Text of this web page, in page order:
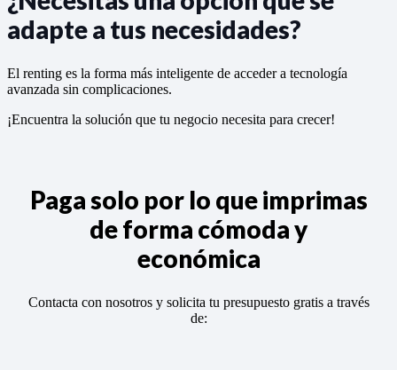
adapte a tus necesidades?
El renting es la forma más inteligente de acceder a tecnología
avanzada sin complicaciones.
¡Encuentra la solución que tu negocio necesita para crecer!
Paga solo por lo que imprimas
de forma cómoda y
económica
Contacta con nosotros y solicita tu presupuesto gratis a través
de: